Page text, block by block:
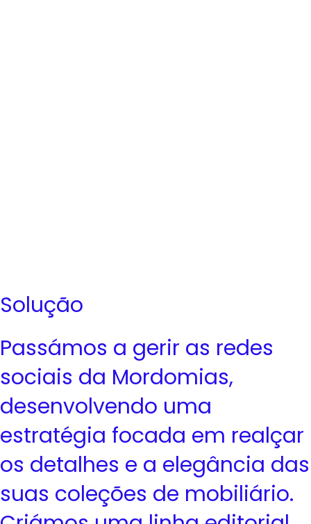
Solução
Passámos a gerir as redes
sociais da Mordomias,
desenvolvendo uma
estratégia focada em realçar
os detalhes e a elegância das
suas coleções de mobiliário.